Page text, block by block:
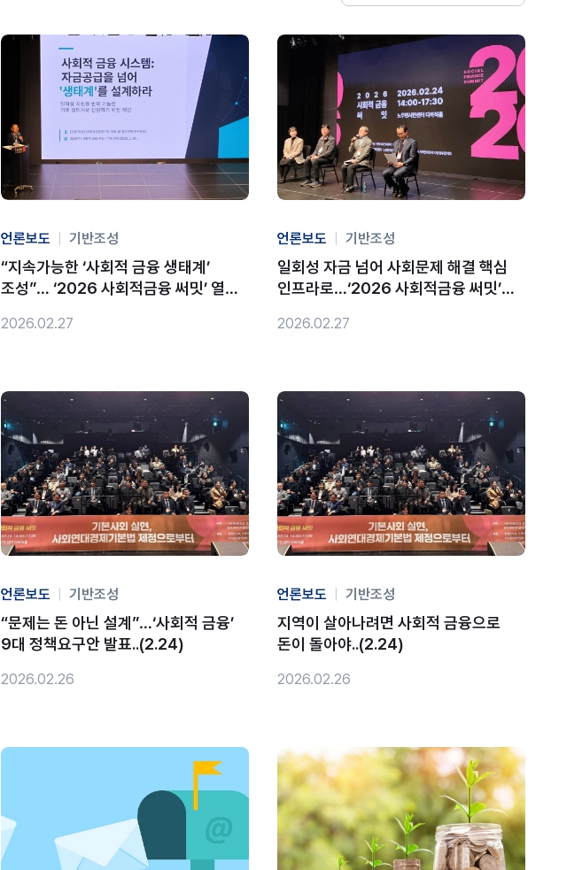
언론보도 기반조성
“지속가능한 ‘사회적 금융 생태계’
조성”… ‘2026 사회적금융 써밋’ 열려
2026.02.27
언론보도 기반조성
일회성 자금 넘어 사회문제 해결 핵심
인프라로…‘2026 사회적금융 써밋’
2026.02.27
언론보도 기반조성
“문제는 돈 아닌 설계”…‘사회적 금융’
9대 정책요구안 발표..(2.24)
2026.02.26
언론보도 기반조성
지역이 살아나려면 사회적 금융으로
돈이 돌아야..(2.24)
2026.02.26